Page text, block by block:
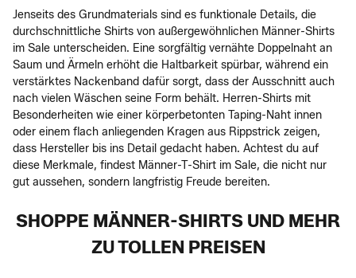
Jenseits des Grundmaterials sind es funktionale Details, die
durchschnittliche Shirts von außergewöhnlichen Männer-Shirts
im Sale unterscheiden. Eine sorgfältig vernähte Doppelnaht an
Saum und Ärmeln erhöht die Haltbarkeit spürbar, während ein
verstärktes Nackenband dafür sorgt, dass der Ausschnitt auch
nach vielen Wäschen seine Form behält. Herren-Shirts mit
Besonderheiten wie einer körperbetonten Taping-Naht innen
oder einem flach anliegenden Kragen aus Rippstrick zeigen,
dass Hersteller bis ins Detail gedacht haben. Achtest du auf
diese Merkmale, findest Männer-T-Shirt im Sale, die nicht nur
gut aussehen, sondern langfristig Freude bereiten.
SHOPPE MÄNNER-SHIRTS UND MEHR
ZU TOLLEN PREISEN